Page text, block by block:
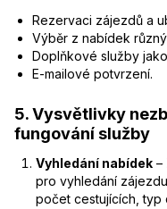
Rezervaci zájezdů a
Výběr z nabídek
Doplňkové služby
E-mailové potvrzení.
5. Vysvětlivky
fungování služby
Vyhledání nabídek –
pro vyhledání
počet cestujících, typ